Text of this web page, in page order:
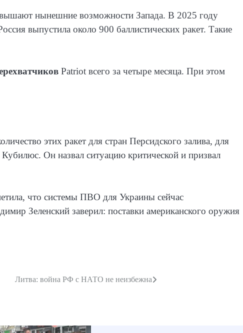
нынешние возможности Запада. В 2025 году
выпустила около 900 баллистических ракет. Такие
Patriot всего за четыре месяца. При этом
этих ракет для стран Персидского залива, для
Он назвал ситуацию критической и призвал
что системы ПВО для Украины сейчас
Зеленский заверил: поставки американского оружия
Литва: война РФ с НАТО не неизбежна